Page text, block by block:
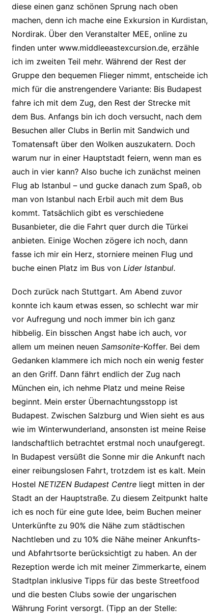
diese einen ganz schönen Sprung nach oben
machen, denn ich mache eine Exkursion in Kurdistan,
Nordirak. Über den Veranstalter MEE, online zu
finden unter www.middleeastexcursion.de, erzähle
ich im zweiten Teil mehr. Während der Rest der
Gruppe den bequemen Flieger nimmt, entscheide ich
mich für die anstrengendere Variante: Bis Budapest
fahre ich mit dem Zug, den Rest der Strecke mit
dem Bus. Anfangs bin ich doch versucht, nach dem
Besuchen aller Clubs in Berlin mit Sandwich und
Tomatensaft über den Wolken auszukatern. Doch
warum nur in einer Hauptstadt feiern, wenn man es
auch in vier kann? Also buche ich zunächst meinen
Flug ab Istanbul – und gucke danach zum Spaß, ob
man von Istanbul nach Erbil auch mit dem Bus
kommt. Tatsächlich gibt es verschiedene
Busanbieter, die die Fahrt quer durch die Türkei
anbieten. Einige Wochen zögere ich noch, dann
fasse ich mir ein Herz, storniere meinen Flug und
buche einen Platz im Bus von Lider Istanbul.
Doch zurück nach Stuttgart. Am Abend zuvor
konnte ich kaum etwas essen, so schlecht war mir
vor Aufregung und noch immer bin ich ganz
hibbelig. Ein bisschen Angst habe ich auch, vor
allem um meinen neuen Samsonite-Koffer. Bei dem
Gedanken klammere ich mich noch ein wenig fester
an den Griff. Dann fährt endlich der Zug nach
München ein, ich nehme Platz und meine Reise
beginnt. Mein erster Übernachtungsstopp ist
Budapest. Zwischen Salzburg und Wien sieht es aus
wie im Winterwunderland, ansonsten ist meine Reise
landschaftlich betrachtet erstmal noch unaufgeregt.
In Budapest versüßt die Sonne mir die Ankunft nach
einer reibungslosen Fahrt, trotzdem ist es kalt. Mein
Hostel NETIZEN Budapest Centre liegt mitten in der
Stadt an der Hauptstraße. Zu diesem Zeitpunkt halte
ich es noch für eine gute Idee, beim Buchen meiner
Unterkünfte zu 90% die Nähe zum städtischen
Nachtleben und zu 10% die Nähe meiner Ankunfts-
und Abfahrtsorte berücksichtigt zu haben. An der
Rezeption werde ich mit meiner Zimmerkarte, einem
Stadtplan inklusive Tipps für das beste Streetfood
und die besten Clubs sowie der ungarischen
Währung Forint versorgt. (Tipp an der Stelle: